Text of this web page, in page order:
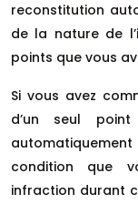
reconstitution
de la nature de
points que vous
Si vous avez
d’un seul
condition que
infraction durant